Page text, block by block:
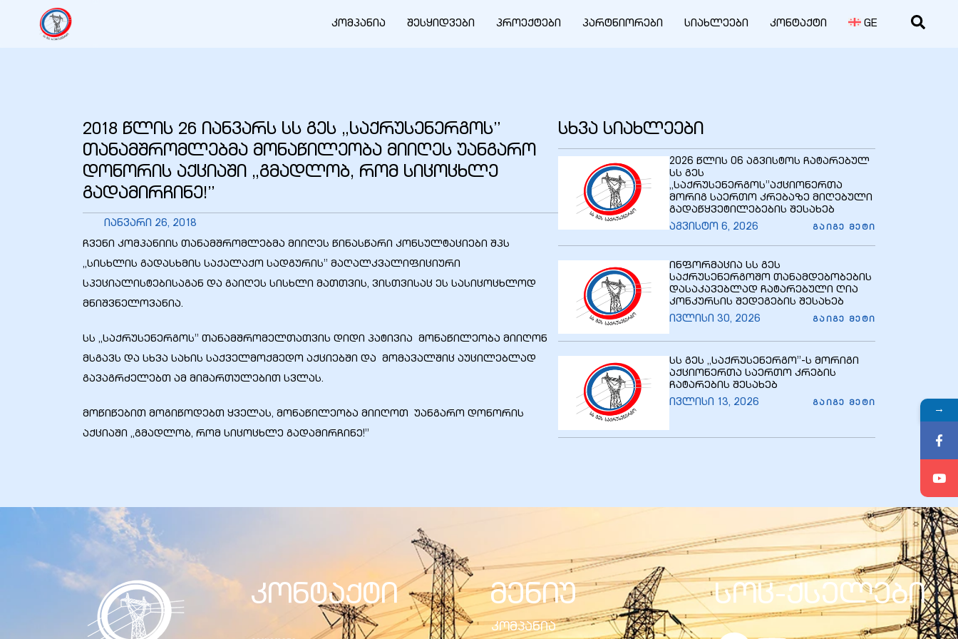
კომპანია შესყიდვები პროექტები პარტნიორები სიახლეები კონტაქტი GE
2018 წლის 26 იანვარს სს გეს „საქრუსენერგოს”
თანამშრომლებმა მონაწილეობა მიიღეს უანგარო
დონორის აქციაში „გმადლობ, რომ სიცოცხლე
გადამირჩინე!”
იანვარი 26, 2018
ჩვენი კომპანიის თანამშრომლებმა მიიღეს წინასწარი კონსულტაციები შპს
„სისხლის გადასხმის საქალაქო სადგურის” მაღალკვალიფიციური
სპეციალისტებისაგან და გაიღეს სისხლი მათთვის, ვისთვისაც ეს სასიცოცხლოდ
მნიშვნელოვანია.
სს „საქრუსენერგოს” თანამშრომელთათვის დიდი პატივია მონაწილეობა მიიღონ
მსგავს და სხვა სახის საქველმოქმედო აქციებში და მომავალშიც აუცილებლად
გავაგრძელებთ ამ მიმართულებით სვლას.
მოწიწებით მოგიწოდებთ ყველას, მონაწილეობა მიიღოთ უანგარო დონორის
აქციაში „გმადლობ, რომ სიცოცხლე გადამირჩინე!”
სხვა სიახლეები
2026 წლის 06 აგვისტოს ჩატარებულ
სს გეს
,,საქრუსენერგოს”აქციონერთა
მორიგ საერთო კრებაზე მიღებული
გადაწყვეტილებების შესახებ
აგვისტო 6, 2026 ᲒᲐᲘᲒᲔ ᲛᲔᲢᲘ
ინფორმაცია სს გეს
საქრუსენერგოშო თანამდებობების
დასაკავებლად ჩატარებული ღია
კონკურსის შედეგების შესახებ
ივლისი 30, 2026 ᲒᲐᲘᲒᲔ ᲛᲔᲢᲘ
სს გეს ,,საქრუსენერგო’’-ს მორიგი
აქციონერთა საერთო კრების
ჩატარების შესახებ
ივლისი 13, 2026 ᲒᲐᲘᲒᲔ ᲛᲔᲢᲘ
კონტაქტი მენიუ
კომპანია
სოც-ქსელები
→